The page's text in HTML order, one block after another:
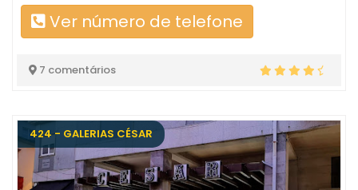
Ver número de telefone
7 comentários
424 - GALERIAS CÉSAR